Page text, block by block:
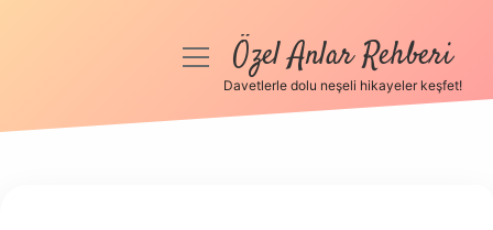
Anasayfa
menüyüÖzel Anlar Rehberi
Davetlerle dolu neşeli hikayeler keşfet!